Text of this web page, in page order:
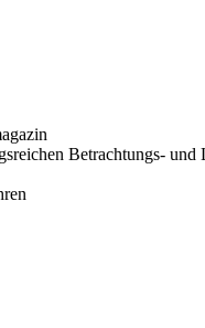
Betrachtungs-